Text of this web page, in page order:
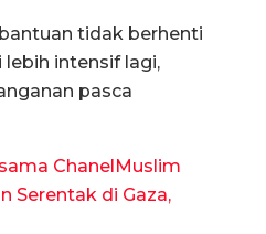
tidak berhenti
intensif lagi,
pasca
ChanelMuslim
Serentak di Gaza,